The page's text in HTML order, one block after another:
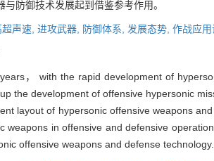
与防御技术发展起到借鉴参考作用。
声速, 进攻武器, 防御体系, 发展态势, 作战应用
， with the rapid development of
the development of offensive hypersonic
layout of hypersonic offensive weapons
weapons in offensive and defensive
offensive weapons and defense technology.